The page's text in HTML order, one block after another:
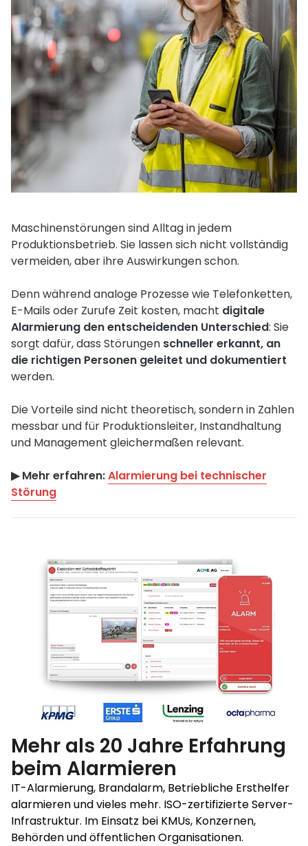
Maschinenstörungen sind Alltag in jedem
Produktionsbetrieb. Sie lassen sich nicht vollständig
vermeiden, aber ihre Auswirkungen schon.
Denn während analoge Prozesse wie Telefonketten,
E-Mails oder Zurufe Zeit kosten, macht digitale
Alarmierung den entscheidenden Unterschied: Sie
sorgt dafür, dass Störungen schneller erkannt, an
die richtigen Personen geleitet und dokumentiert
werden.
Die Vorteile sind nicht theoretisch, sondern in Zahlen
messbar und für Produktionsleiter, Instandhaltung
und Management gleichermaßen relevant.
▶︎ Mehr erfahren:Alarmierung bei technischer
Störung
Mehr als 20 Jahre Erfahrung
beim Alarmieren
IT-Alarmierung, Brandalarm, Betriebliche Ersthelfer
alarmieren und vieles mehr. ISO-zertifizierte Server-
Infrastruktur. Im Einsatz bei KMUs, Konzernen,
Behörden und öffentlichen Organisationen.